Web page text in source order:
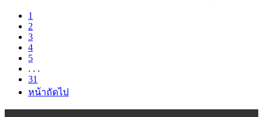
1
2
3
4
5
. . .
31
หน้าถัดไป